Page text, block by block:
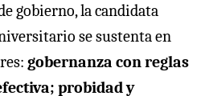
gobierno, la candidata
se sustenta en
gobernanza con reglas
probidad y